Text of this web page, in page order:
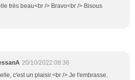
très beau<br /> Bravo<br /> Bisous
20/10/2022 08:36
c'est un plaisir.<br /> Je t'embrasse.